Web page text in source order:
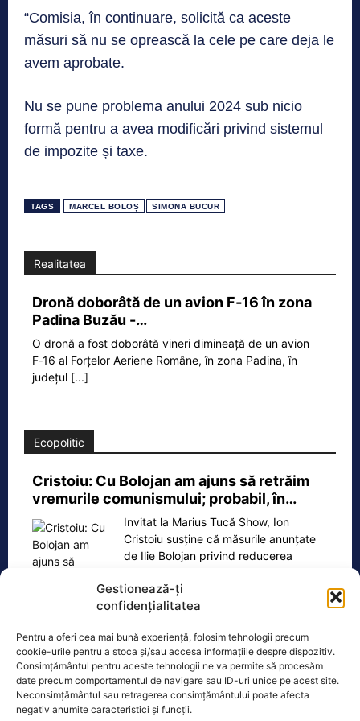
Gestionează-ți
confidențialitatea
Pentru a oferi cea mai bună experiență, folosim tehnologii precum
cookie-urile pentru a stoca și/sau accesa informațiile despre dispozitiv.
Consimțământul pentru aceste tehnologii ne va permite să procesăm
date precum comportamentul de navigare sau ID-uri unice pe acest site.
Neconsimțământul sau retragerea consimțământului poate afecta
negativ anumite caracteristici și funcții.
“Comisia, în continuare, solicită ca aceste
măsuri să nu se oprească la cele pe care deja le
avem aprobate.
Nu se pune problema anului 2024 sub nicio
formă pentru a avea modificări privind sistemul
de impozite și taxe.
TAGS MARCEL BOLOȘ SIMONA BUCUR
Realitatea
Dronă doborâtă de un avion F‑16 în zona
Padina Buzău -…
O dronă a fost doborâtă vineri dimineață de un avion
F‑16 al Forțelor Aeriene Române, în zona Padina, în
județul [...]
Ecopolitic
Cristoiu: Cu Bolojan am ajuns să retrăim
vremurile comunismului; probabil, în…
Invitat la Marius Tucă Show, Ion
Cristoiu susține că măsurile anunțate
de Ilie Bolojan privind reducerea
Oficiul de Știri
Copil din Reghin, salvat după ce și-a prins mâna în
mașina…